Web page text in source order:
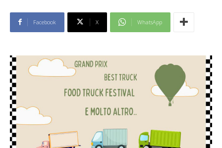
Facebook X WhatsApp